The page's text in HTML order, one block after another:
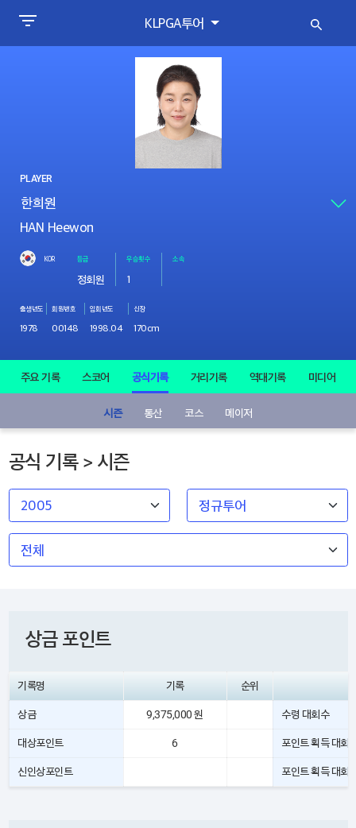
KLPGA투어
PLAYER
HAN Heewon
KOR 등급
정회원
우승횟수
1
소속
출생년도
1978
회원번호
00148
입회년도
1998.04
신장
170cm
주요 기록 스코어 공식기록 거리기록 역대기록 미디어
시즌 통산 코스 메이저
공식 기록 > 시즌
상금 포인트
기록명 기록 순위
상금 9,375,000 원 수령 대회수
대상포인트 6 포인트 획득 대회
신인상포인트 포인트 획득 대회